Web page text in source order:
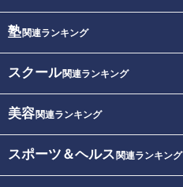
塾関連ランキング
スクール関連ランキング
美容関連ランキング
スポーツ＆ヘルス 関連ランキング